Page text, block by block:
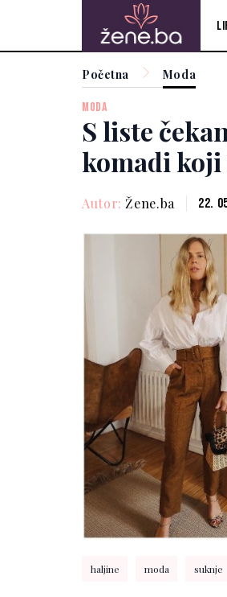
Početna Moda
MODA
S liste
komadi koji
Autor: Žene.ba 22.
haljine moda suknje